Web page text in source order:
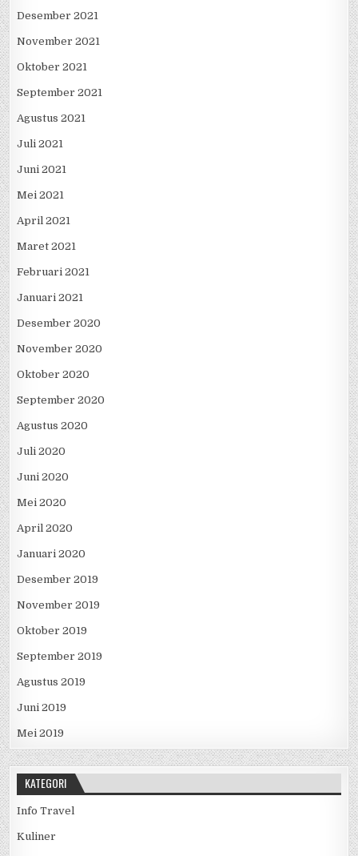
Desember 2021
November 2021
Oktober 2021
September 2021
Agustus 2021
Juli 2021
Juni 2021
Mei 2021
April 2021
Maret 2021
Februari 2021
Januari 2021
Desember 2020
November 2020
Oktober 2020
September 2020
Agustus 2020
Juli 2020
Juni 2020
Mei 2020
April 2020
Januari 2020
Desember 2019
November 2019
Oktober 2019
September 2019
Agustus 2019
Juni 2019
Mei 2019
KATEGORI
Info Travel
Kuliner